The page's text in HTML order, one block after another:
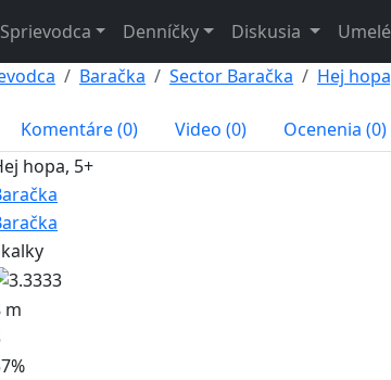
Sprievodca Denníčky Diskusia
Baračka Sector Baračka Hej
Komentáre (0) Video (0) Ocenenia (0)
hopa, 5+
m